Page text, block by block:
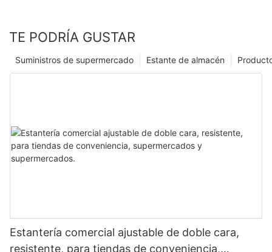
TE PODRÍA GUSTAR
Estante de almacén
Suministros de supermercado
Estantería comercial ajustable de doble cara,
resistente, para tiendas de conveniencia,